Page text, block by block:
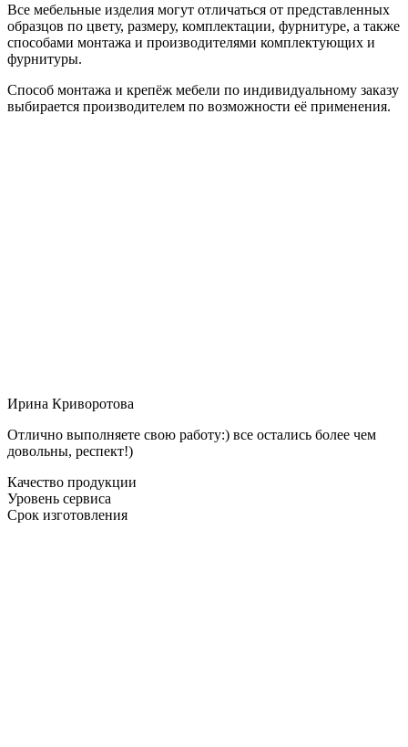
Все мебельные изделия могут отличаться от представленных
образцов по цвету, размеру, комплектации, фурнитуре, а также
способами монтажа и производителями комплектующих и
фурнитуры.
Способ монтажа и крепёж мебели по индивидуальному заказу
выбирается производителем по возможности её применения.
Ирина Криворотова
Отлично выполняете свою работу:) все остались более чем
довольны, респект!)
Качество продукции
Уровень сервиса
Срок изготовления